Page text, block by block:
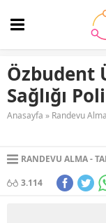
Özbudent
Sağlığı
Anasayfa » Randevu Alma
RANDEVU ALMA
3.114